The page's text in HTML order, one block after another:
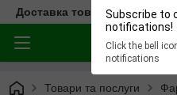
Subscribe to
notifications!
Click the bell
notifications
Доставка товара по всей
Товари та послуги